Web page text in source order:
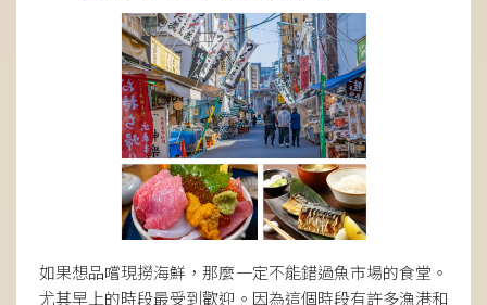
如果想品嚐現撈海鮮，那麼一定不能錯過魚市場的食堂。
尤其早上的時段最受到歡迎。因為這個時段有許多漁港和